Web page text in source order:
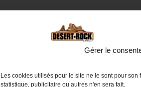
Gérer le
Les cookies utilisés pour le site ne le sont pour son
statistique, publicitaire ou autres n'en sera fait.